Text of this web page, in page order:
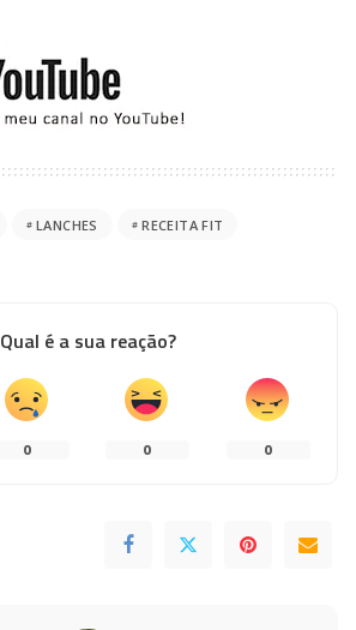
LANCHES
RECEITA FIT
Qual é a sua reação?
0 0 0